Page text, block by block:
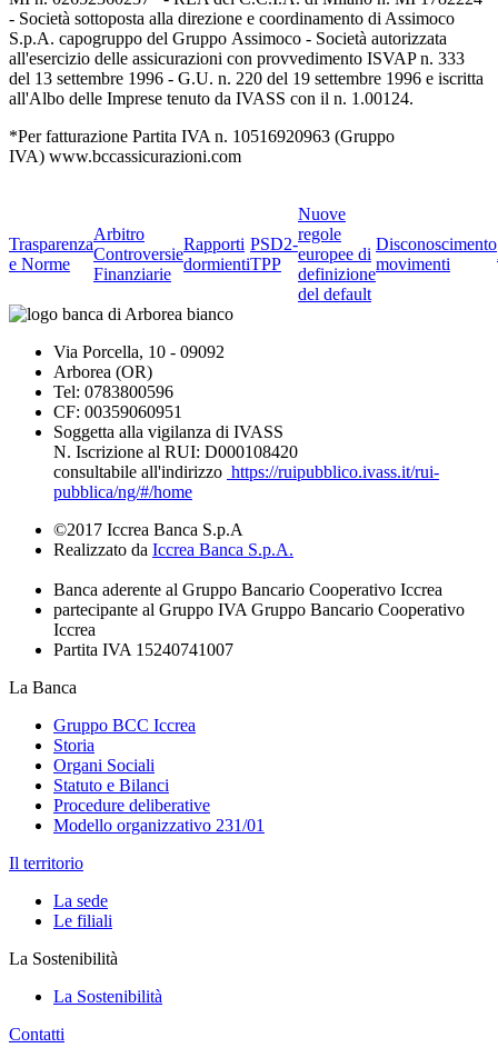
- Società sottoposta alla direzione e coordinamento di Assimoco
S.p.A. capogruppo del Gruppo Assimoco - Società autorizzata
all'esercizio delle assicurazioni con provvedimento ISVAP n. 333
del 13 settembre 1996 - G.U. n. 220 del 19 settembre 1996 e iscritta
all'Albo delle Imprese tenuto da IVASS con il n. 1.00124.
*Per fatturazione Partita IVA n. 10516920963 (Gruppo
IVA) www.bccassicurazioni.com
Trasparenza
e Norme
Arbitro
Controversie
Finanziarie
Rapporti
dormienti
PSD2-
TPP
Nuove
regole
europee di
definizione
del default
Disconoscimento
movimenti
Via Porcella, 10 - 09092
Arborea (OR)
Tel: 0783800596
CF: 00359060951
Soggetta alla vigilanza di IVASS
N. Iscrizione al RUI: D000108420
consultabile all'indirizzo https://ruipubblico.ivass.it/rui-
pubblica/ng/#/home
©2017 Iccrea Banca S.p.A
Realizzato da Iccrea Banca S.p.A.
Banca aderente al Gruppo Bancario Cooperativo Iccrea
partecipante al Gruppo IVA Gruppo Bancario Cooperativo
Iccrea
Partita IVA 15240741007
La Banca
Gruppo BCC Iccrea
Storia
Organi Sociali
Statuto e Bilanci
Procedure deliberative
Modello organizzativo 231/01
Il territorio
La sede
Le filiali
La Sostenibilità
La Sostenibilità
Contatti